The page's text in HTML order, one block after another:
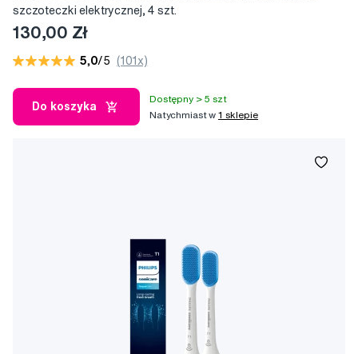
szczoteczki elektrycznej, 4 szt.
130,00 Zł
5,0/5 (101x)
Do koszyka
Dostępny > 5 szt
Natychmiast w1 sklepie